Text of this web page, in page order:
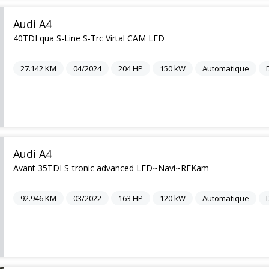
Audi A4
40TDI qua S-Line S-Trc Virtal CAM LED
27.142 KM 04/2024 204HP 150kW Automatique
Audi A4
Avant 35TDI S-tronic advanced LED~Navi~RFKam
92.946KM 03/2022 163 HP 120kW Automatique